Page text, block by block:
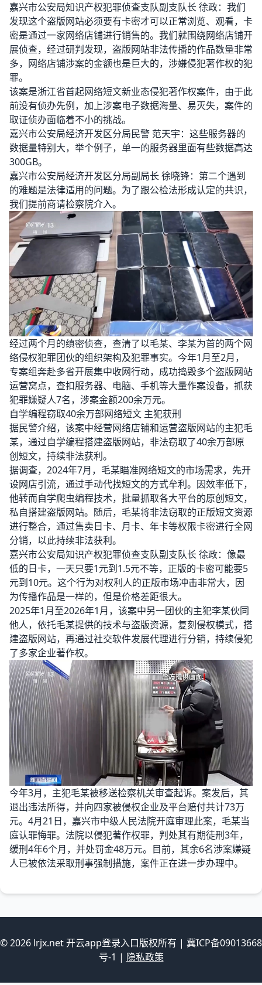
嘉兴市公安局知识产权犯罪侦查支队副支队长 徐政：我们
发现这个盗版网站必须要有卡密才可以正常浏览、观看，卡
密是通过一家网络店铺进行销售的。我们就围绕网络店铺开
展侦查，经过研判发现，盗版网站非法传播的作品数量非常
多，网络店铺涉案的金额也是巨大的，涉嫌侵犯著作权的犯
罪。
该案是浙江省首起网络短文新业态侵犯著作权案件，由于此
前没有侦办先例，加上涉案电子数据海量、易灭失，案件的
取证侦办面临着不小的挑战。
嘉兴市公安局经济开发区分局民警 范天宇：这些服务器的
数据量特别大，举个例子，单一的服务器里面有些数据高达
300GB。
嘉兴市公安局经济开发区分局副局长 徐晓锋：第二个遇到
的难题是法律适用的问题。为了跟公检法形成认定的共识，
我们提前商请检察院介入。
经过两个月的缜密侦查，查清了以毛某、李某为首的两个网
络侵权犯罪团伙的组织架构及犯罪事实。今年1月至2月，
专案组奔赴多省开展集中收网行动，成功捣毁多个盗版网站
运营窝点，查扣服务器、电脑、手机等大量作案设备，抓获
犯罪嫌疑人7名，涉案金额200余万元。
自学编程窃取40余万部网络短文 主犯获刑
据民警介绍，该案中经营网络店铺和运营盗版网站的主犯毛
某，通过自学编程搭建盗版网站，非法窃取了40余万部原
创短文，持续非法获利。
据调查，2024年7月，毛某瞄准网络短文的市场需求，先开
设网店引流，通过手动代找短文的方式牟利。因效率低下，
他转而自学爬虫编程技术，批量抓取各大平台的原创短文，
私自搭建盗版网站。随后，毛某将非法窃取的正版短文资源
进行整合，通过售卖日卡、月卡、年卡等权限卡密进行全网
分销，以此持续非法获利。
嘉兴市公安局知识产权犯罪侦查支队副支队长 徐政：像最
低的日卡，一天只要1元到1.5元不等，正版的卡密可能要5
元到10元。这个行为对权利人的正版市场冲击非常大，因
为传播作品是一样的，但是价格差距很大。
2025年1月至2026年1月，该案中另一团伙的主犯李某伙同
他人，依托毛某提供的技术与盗版资源，复刻侵权模式，搭
建盗版网站，再通过社交软件发展代理进行分销，持续侵犯
了多家企业著作权。
今年3月，主犯毛某被移送检察机关审查起诉。案发后，其
退出违法所得，并向四家被侵权企业及平台赔付共计73万
元。4月21日，嘉兴市中级人民法院开庭审理此案，毛某当
庭认罪悔罪。法院以侵犯著作权罪，判处其有期徒刑3年，
缓刑4年6个月，并处罚金48万元。目前，其余6名涉案嫌疑
人已被依法采取刑事强制措施，案件正在进一步办理中。
© 2026 lrjx.net 开云app登录入口版权所有 | 冀ICP备09013668
号-1 | 隐私政策